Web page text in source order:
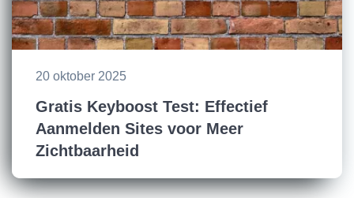
20 oktober 2025
Gratis Keyboost Test: Effectief
Aanmelden Sites voor Meer
Zichtbaarheid